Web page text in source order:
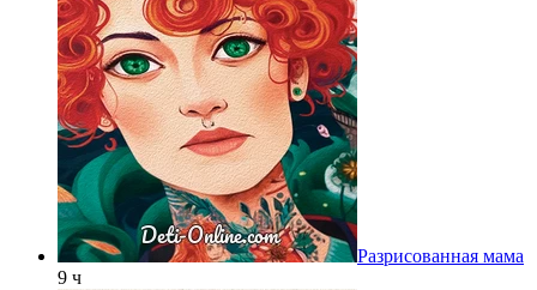
Разрисованная мама
9 ч